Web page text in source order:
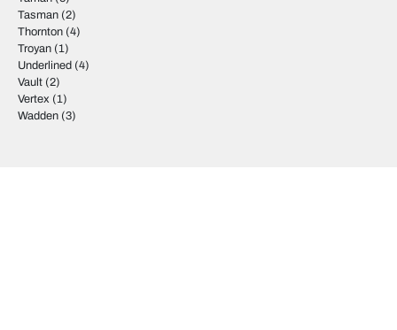
Tasman (2)
Thornton (4)
Troyan (1)
Underlined (4)
Vault (2)
Vertex (1)
Wadden (3)